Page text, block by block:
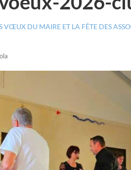
VŒUX DU MAIRE ET LA FÊTE DES